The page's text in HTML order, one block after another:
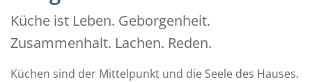
Küche ist Leben. Geborgenheit.
Zusammenhalt. Lachen. Reden.
Küchen sind der Mittelpunkt und die Seele des Hauses.